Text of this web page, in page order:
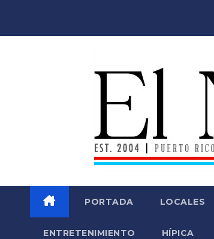
PORTADA LOCALES
ENTRETENIMIENTO HÍPICA